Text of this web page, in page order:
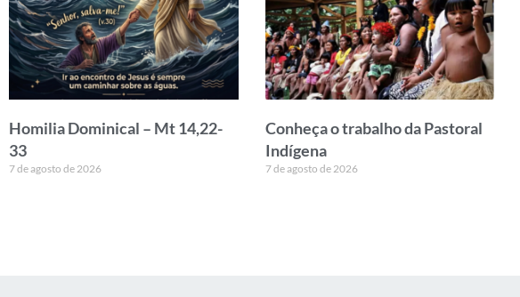
Homilia Dominical – Mt 14,22-
33
7 de agosto de 2026
Conheça o trabalho da Pastoral
Indígena
7 de agosto de 2026